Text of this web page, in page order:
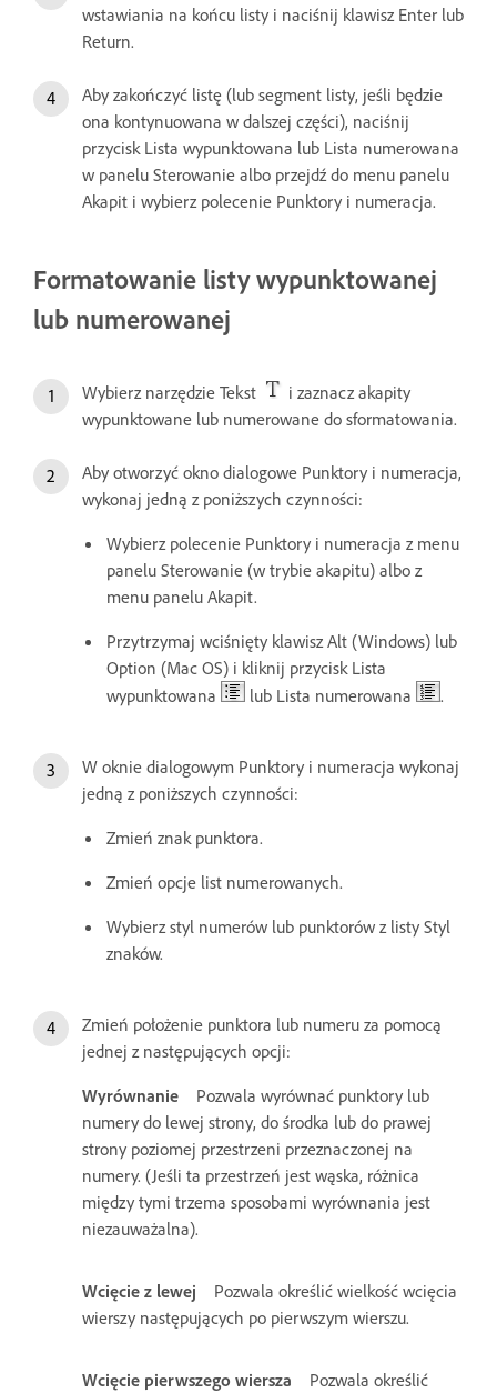
wstawiania na końcu listy i naciśnij klawisz Enter lub
Return.
Aby zakończyć listę (lub segment listy, jeśli będzie
ona kontynuowana w dalszej części), naciśnij
przycisk Lista wypunktowana lub Lista numerowana
w panelu Sterowanie albo przejdź do menu panelu
Akapit i wybierz polecenie Punktory i numeracja.
Formatowanie listy wypunktowanej
lub numerowanej
Wybierz narzędzie Tekst
i zaznacz akapity
wypunktowane lub numerowane do sformatowania.
Aby otworzyć okno dialogowe Punktory i numeracja,
wykonaj jedną z poniższych czynności:
Wybierz polecenie Punktory i numeracja z menu
panelu Sterowanie (w trybie akapitu) albo z
menu panelu Akapit.
Przytrzymaj wciśnięty klawisz Alt (Windows) lub
Option (Mac OS) i kliknij przycisk Lista
wypunktowana
lub Lista numerowana .
W oknie dialogowym Punktory i numeracja wykonaj
jedną z poniższych czynności:
Zmień znak punktora.
Zmień opcje list numerowanych.
Wybierz styl numerów lub punktorów z listy Styl
znaków.
Zmień położenie punktora lub numeru za pomocą
jednej z następujących opcji:
Wyrównanie
Pozwala wyrównać punktory lub
numery do lewej strony, do środka lub do prawej
strony poziomej przestrzeni przeznaczonej na
numery. (Jeśli ta przestrzeń jest wąska, różnica
między tymi trzema sposobami wyrównania jest
niezauważalna).
Wcięcie z lewej
Pozwala określić wielkość wcięcia
wierszy następujących po pierwszym wierszu.
Wcięcie pierwszego wiersza Pozwala określić